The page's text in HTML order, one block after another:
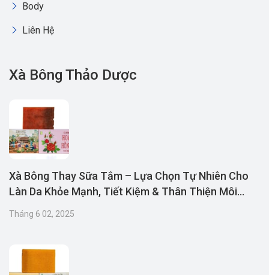
Body
Liên Hệ
Xà Bông Thảo Dược
Xà Bông Thay Sữa Tắm – Lựa Chọn Tự Nhiên Cho
Làn Da Khỏe Mạnh, Tiết Kiệm & Thân Thiện Môi
Tháng 6 02, 2025